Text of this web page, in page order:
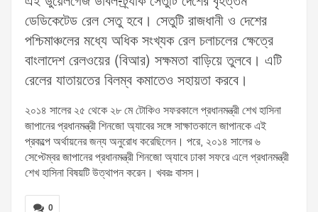
ডেডিকেটেড রেল সেতু হবে। সেতুটি রাজধানী ও দেশের
পশ্চিমাঞ্চলের মধ্যে অধিক সংখ্যক রেল চলাচলের ক্ষেত্রে
বাংলাদেশ রেলওয়ের (বিআর) সক্ষমতা বাড়িয়ে তুলবে। এটি
রেলের যাতায়তের বিলম্ব কমাতেও সহায়তা করবে।
২০১৪ সালের ২৫ থেকে ২৮ মে টোকিও সফরকালে প্রধানমন্ত্রী শেখ হাসিনা
জাপানের প্রধানমন্ত্রী শিনজো অ্যাবের সঙ্গে সাক্ষাতকালে জাপানকে এই
প্রকল্পে অর্থায়নের জন্য অনুরোধ করেছিলেন। পরে, ২০১৪ সালের ৬
সেপ্টেম্বর জাপানের প্রধানমন্ত্রী শিনজো অ্যাবে ঢাকা সফরে এলে প্রধানমন্ত্রী
শেখ হাসিনা বিষয়টি উত্থাপন করেন। খবরঃ বাসস।
0